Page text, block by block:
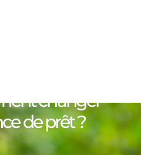
changer
de prêt ?